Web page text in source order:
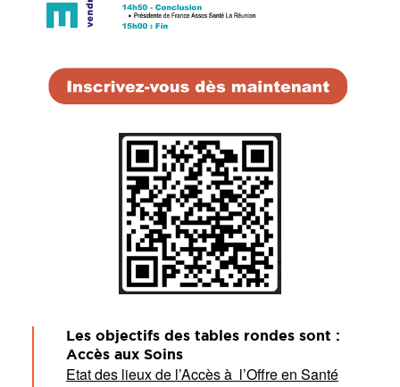
Les objectifs des tables rondes sont :
Accès aux Soins
Etat des lieux de l’Accès à l’Offre en Santé